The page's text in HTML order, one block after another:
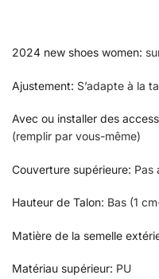
2024 new shoes women:
Ajustement: S’adapte à la
Avec ou installer des
(remplir par vous-même)
Couverture supérieure: Pas
Hauteur de Talon: Bas (1
Matière de la semelle
Matériau supérieur: PU